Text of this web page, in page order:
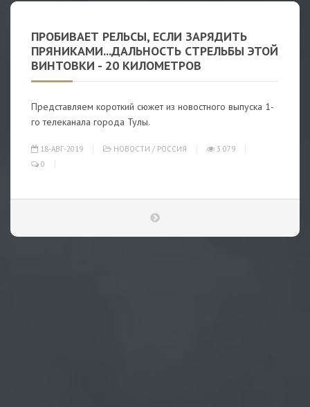
ПРОБИВАЕТ РЕЛЬСЫ, ЕСЛИ ЗАРЯДИТЬ
ПРЯНИКАМИ...ДАЛЬНОСТЬ СТРЕЛЬБЫ ЭТОЙ
ВИНТОВКИ - 20 КИЛОМЕТРОВ
Представляем короткий сюжет из новостного выпуска 1-
го телеканала города Тулы.
18-АВГ-2019 НОВОСТИ / РОССИЯ
3 079
0